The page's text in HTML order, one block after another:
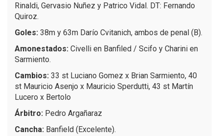
Rinaldi, Gervasio Nuñez y Patrico Vidal. DT: Fernando
Quiroz.
Goles: 38m y 63m Darío Cvitanich, ambos de penal (B).
Amonestados: Civelli en Banfiled / Scifo y Charini en
Sarmiento.
Cambios: 33 st Luciano Gomez x Brian Sarmiento, 40
st Mauricio Asenjo x Mauricio Sperdutti, 43 st Martín
Lucero x Bertolo
Árbitro: Pedro Argañaraz
Cancha: Banfield (Excelente).